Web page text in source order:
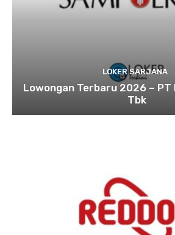
LOKER SARJANA
Lowongan Terbaru 2026 – PT
Tbk